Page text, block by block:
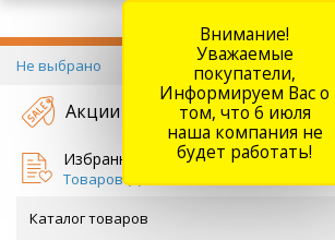
Не выбрано
Акции
Избранное
Товаров (
Каталог товаров
Внимание!
Уважаемые
покупатели,
Информируем Вас о
том, что 6 июля
наша компания не
будет работать!